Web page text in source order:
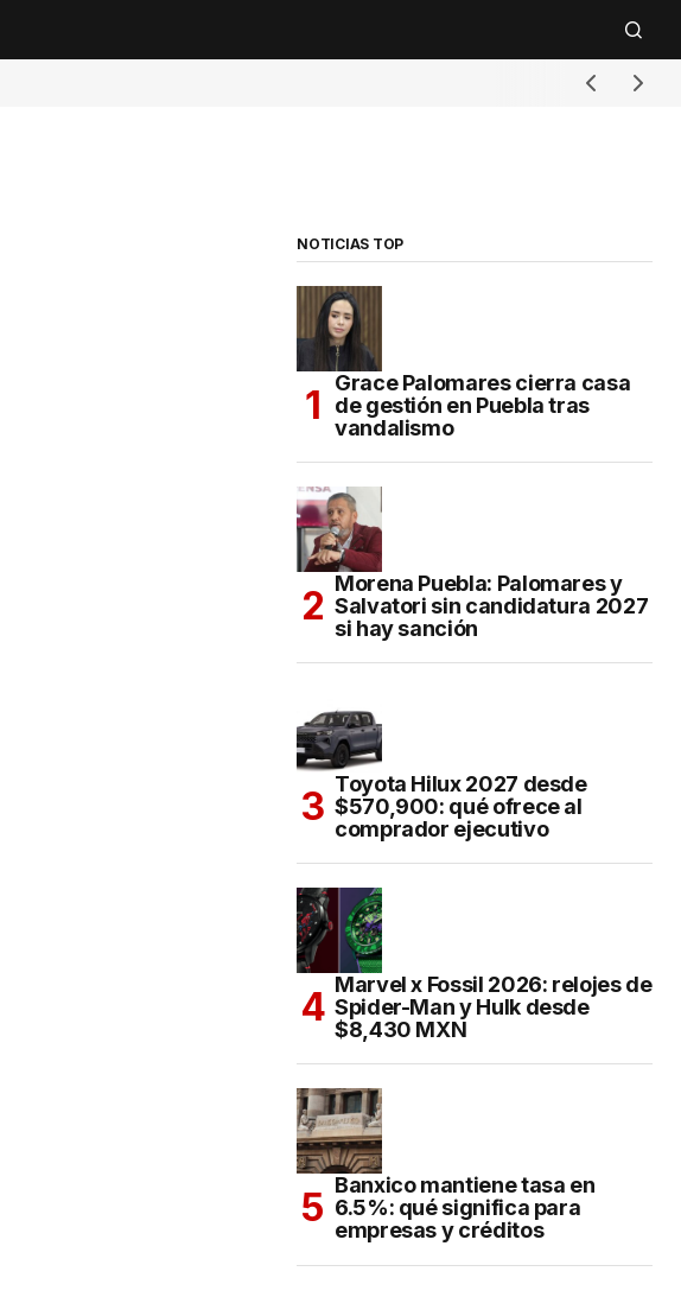
NOTICIAS TOP
Grace Palomares cierra casa
de gestión en Puebla tras
vandalismo
Morena Puebla: Palomares y
Salvatori sin candidatura 2027
si hay sanción
Toyota Hilux 2027 desde
$570,900: qué ofrece al
comprador ejecutivo
Marvel x Fossil 2026: relojes de
Spider-Man y Hulk desde
$8,430 MXN
Banxico mantiene tasa en
6.5%: qué significa para
empresas y créditos